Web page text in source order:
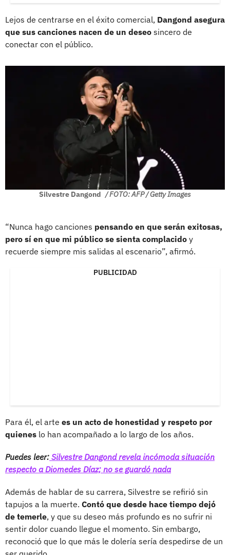
Lejos de centrarse en el éxito comercial, Dangond asegura
que sus canciones nacen de un deseo sincero de
conectar con el público.
Silvestre Dangond / FOTO: AFP / Getty Images
“Nunca hago canciones pensando en que serán exitosas,
pero sí en que mi público se sienta complacido y
recuerde siempre mis salidas al escenario”, afirmó.
PUBLICIDAD
Para él, el arte es un acto de honestidad y respeto por
quienes lo han acompañado a lo largo de los años.
Puedes leer: Silvestre Dangond revela incómoda situación
respecto a Diomedes Díaz; no se guardó nada
Además de hablar de su carrera, Silvestre se refirió sin
tapujos a la muerte. Contó que desde hace tiempo dejó
de temerle, y que su deseo más profundo es no sufrir ni
sentir dolor cuando llegue el momento. Sin embargo,
reconoció que lo que más le dolería sería despedirse de un